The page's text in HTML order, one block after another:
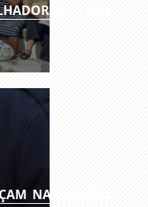
DAS
NA REVISÃO